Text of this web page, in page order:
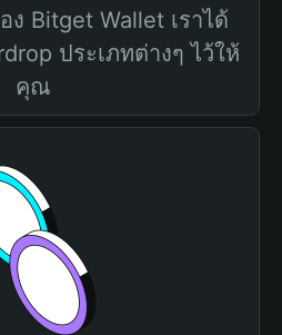
Bitget Wallet เราได้
ประเภทต่างๆ ไว้ให้
คุณ